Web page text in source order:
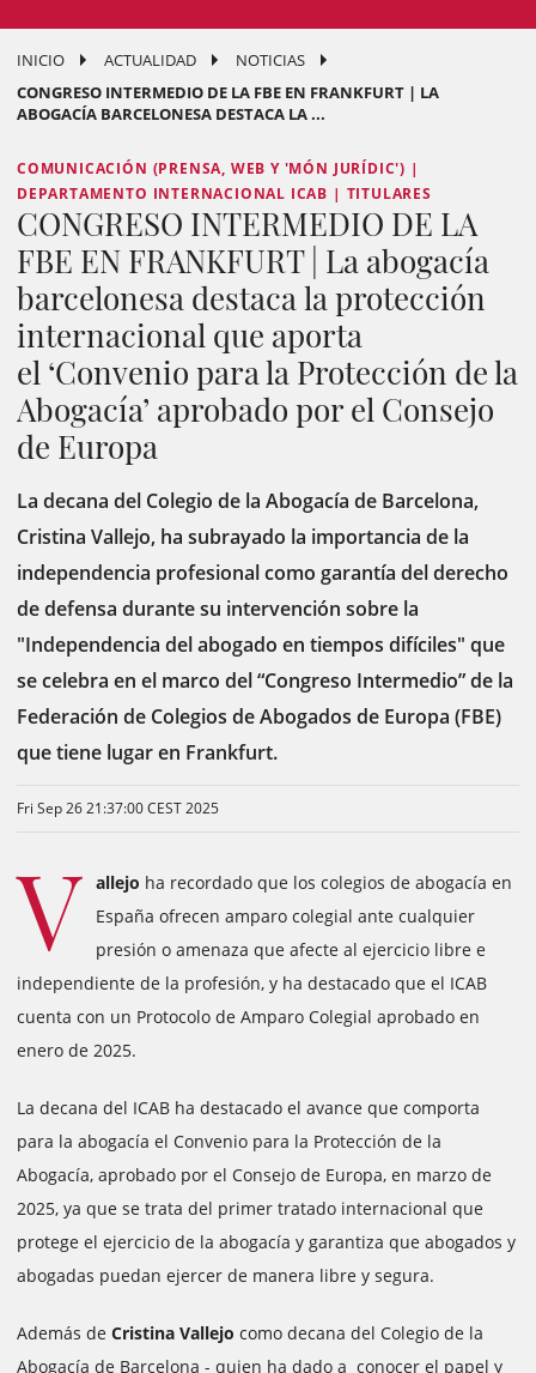
INICIO ACTUALIDAD
NOTICIAS
CONGRESO INTERMEDIO DE LA FBE EN FRANKFURT | LA
ABOGACÍA BARCELONESA DESTACA LA ...
COMUNICACIÓN (PRENSA, WEB Y 'MÓN JURÍDIC') |
DEPARTAMENTO INTERNACIONAL ICAB | TITULARES
CONGRESO INTERMEDIO DE LA
FBE EN FRANKFURT | La abogacía
barcelonesa destaca la protección
internacional que aporta
el ‘Convenio para la Protección de la
Abogacía’ aprobado por el Consejo
de Europa
La decana del Colegio de la Abogacía de Barcelona,
Cristina Vallejo, ha subrayado la importancia de la
independencia profesional como garantía del derecho
de defensa durante su intervención sobre la
"Independencia del abogado en tiempos difíciles" que
se celebra en el marco del “Congreso Intermedio” de la
Federación de Colegios de Abogados de Europa (FBE)
que tiene lugar en Frankfurt.
Fri Sep 26 21:37:00 CEST 2025
V allejo ha recordado que los colegios de abogacía en
España ofrecen amparo colegial ante cualquier
presión o amenaza que afecte al ejercicio libre e
independiente de la profesión, y ha destacado que el ICAB
cuenta con un Protocolo de Amparo Colegial aprobado en
enero de 2025.
La decana del ICAB ha destacado el avance que comporta
para la abogacía el Convenio para la Protección de la
Abogacía, aprobado por el Consejo de Europa, en marzo de
2025, ya que se trata del primer tratado internacional que
protege el ejercicio de la abogacía y garantiza que abogados y
abogadas puedan ejercer de manera libre y segura.
Además de Cristina Vallejo como decana del Colegio de la
Abogacía de Barcelona - quien ha dado a conocer el papel y